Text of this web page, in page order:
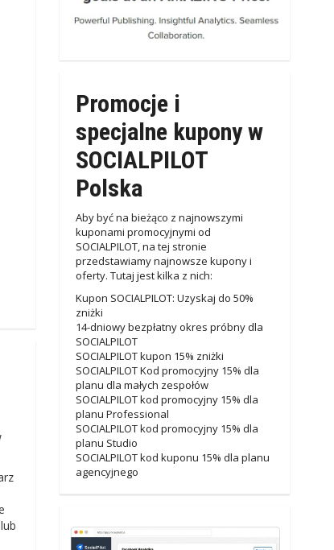
Promocje i
specjalne kupony w
SOCIALPILOT
Polska
Aby być na bieżąco z najnowszymi
kuponami promocyjnymi od
SOCIALPILOT, na tej stronie
przedstawiamy najnowsze kupony i
oferty. Tutaj jest kilka z nich:
Kupon SOCIALPILOT: Uzyskaj do 50%
zniżki
14-dniowy bezpłatny okres próbny dla
SOCIALPILOT
SOCIALPILOT kupon 15% zniżki
SOCIALPILOT Kod promocyjny 15% dla
planu dla małych zespołów
SOCIALPILOT kod promocyjny 15% dla
planu Professional
SOCIALPILOT kod promocyjny 15% dla
planu Studio
SOCIALPILOT kod kuponu 15% dla planu
agencyjnego